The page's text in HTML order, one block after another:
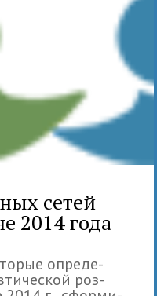
сетей
2014 года
опре­де­
роз­